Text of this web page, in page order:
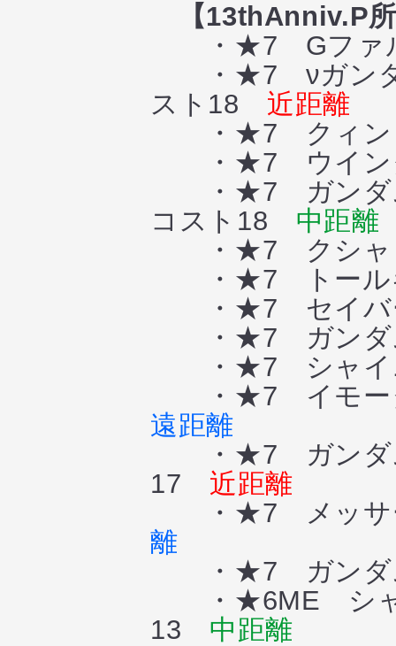
【13thAnniv.P
・★7 Gファ
・★7 νガンダ
スト18 近距離
・★7 クィン
・★7 ウイン
・★7 ガンダム
コスト18 中距離
・★7 クシャ
・★7 トール
・★7 セイバ
・★7 ガンダ
・★7 シャイ
・★7 イモータ
遠距離
・★7 ガンダム
17 近距離
・★7 メッサ
離
・★7 ガンダ
・★6ME シャ
13 中距離